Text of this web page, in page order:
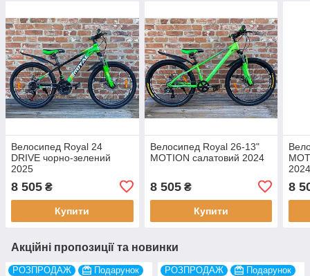
Велосипед Royal 24
DRIVE чорно-зелений
2025
8 505 ₴
Купити
Велосипед Royal 26-13"
MOTION салатовий 2024
8 505₴
Купити
8
Акційні пропозиції та новинки
РОЗПРОДАЖ Подарунок РОЗПРОДАЖ Подарунок